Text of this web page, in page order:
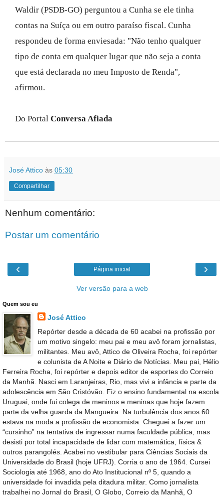
Waldir (PSDB-GO) perguntou a Cunha se ele tinha
contas na Suíça ou em outro paraíso fiscal. Cunha
respondeu de forma enviesada: "Não tenho qualquer
tipo de conta em qualquer lugar que não seja a conta
que está declarada no meu Imposto de Renda",
afirmou.
Do Portal Conversa Afiada
José Attico às 05:30
Compartilhar
Nenhum comentário:
Postar um comentário
‹ ›
Página inicial
Ver versão para a web
Quem sou eu
José Attico
Repórter desde a década de 60 acabei na profissão por
um motivo singelo: meu pai e meu avô foram jornalistas,
militantes. Meu avô, Attico de Oliveira Rocha, foi repórter
e colunista de A Noite e Diário de Notícias. Meu pai, Hélio
Ferreira Rocha, foi repórter e depois editor de esportes do Correio
da Manhã. Nasci em Laranjeiras, Rio, mas vivi a infância e parte da
adolescência em São Cristóvão. Fiz o ensino fundamental na escola
Uruguai, onde fui colega de meninos e meninas que hoje fazem
parte da velha guarda da Mangueira. Na turbulência dos anos 60
estava na moda a profissão de economista. Cheguei a fazer um
“cursinho” na tentativa de ingressar numa faculdade pública, mas
desisti por total incapacidade de lidar com matemática, física &
outros parangolés. Acabei no vestibular para Ciências Sociais da
Universidade do Brasil (hoje UFRJ). Corria o ano de 1964. Cursei
Sociologia até 1968, ano do Ato Institucional nº 5, quando a
universidade foi invadida pela ditadura militar. Como jornalista
trabalhei no Jornal do Brasil, O Globo, Correio da Manhã, O